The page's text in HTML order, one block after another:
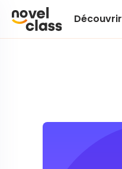
Découvrir